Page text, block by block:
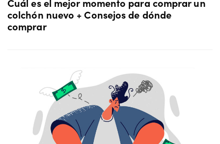
colchón nuevo + Consejos de dónde
comprar